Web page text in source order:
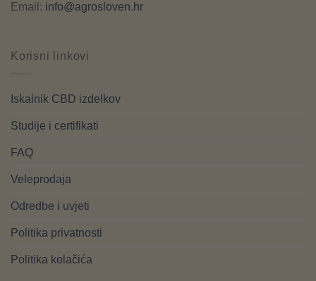
Email: info@agrosloven.hr
Korisni linkovi
Iskalnik CBD izdelkov
Studije i certifikati
FAQ
Veleprodaja
Odredbe i uvjeti
Politika privatnosti
Politika kolačića